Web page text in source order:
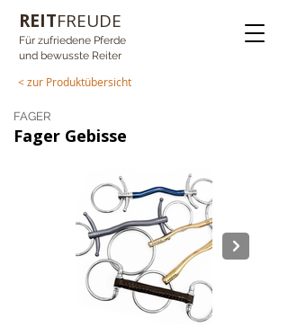
REITFREUDE
Für zufriedene Pferde
und bewusste Reiter
< zur Produktübersicht
FAGER
Fager Gebisse